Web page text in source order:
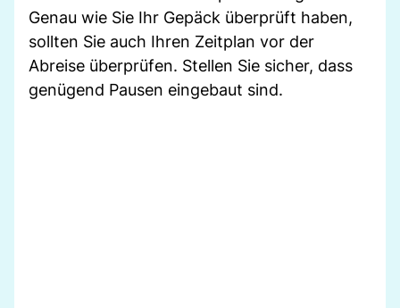
Genau wie Sie Ihr Gepäck überprüft haben,
sollten Sie auch Ihren Zeitplan vor der
Abreise überprüfen. Stellen Sie sicher, dass
genügend Pausen eingebaut sind.